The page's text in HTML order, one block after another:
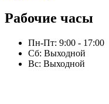
Рабочие часы
Пн-Пт: 9:00 - 17:00
Сб: Выходной
Вс: Выходной